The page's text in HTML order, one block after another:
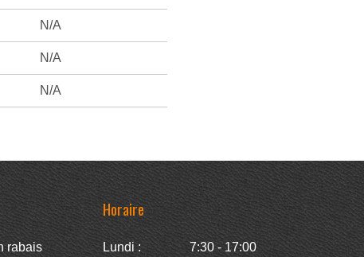
N/A
N/A
N/A
rabais
Horaire
Lundi :
7:30 - 17:00